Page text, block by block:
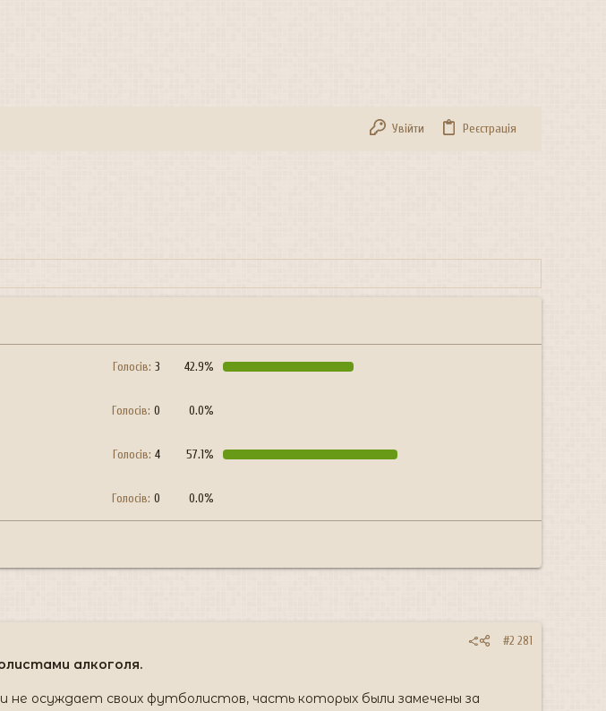
Увійти Реєстрація
Голосів: 3 42.9%
Голосів: 0 0.0%
Голосів: 4 57.1%
Голосів: 0 0.0%
#2 281
алкоголя.
осуждает своих футболистов, часть которых были замечены за